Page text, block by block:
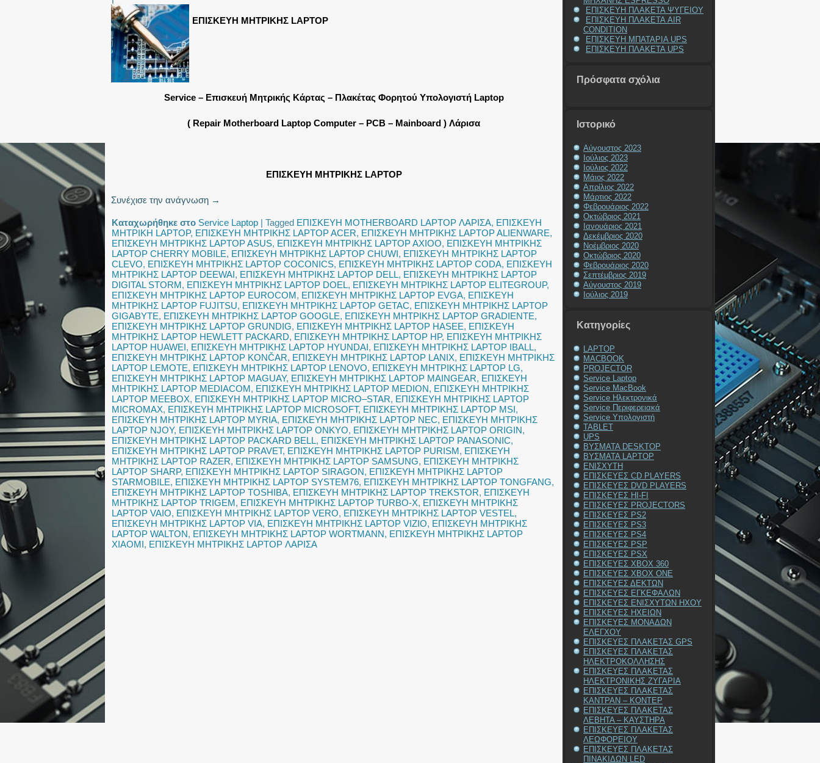
ΕΠΙΣΚΕΥΗ ΜΗΤΡΙΚΗΣ LAPTOP
Service – Επισκευή Μητρικής Κάρτας – Πλακέτας Φορητού Υπολογιστή Laptop
( Repair Motherboard Laptop Computer – PCB – Mainboard ) Λάρισα
ΕΠΙΣΚΕΥΗ ΜΗΤΡΙΚΗΣ LAPTOP
Συνέχισε την ανάγνωση →
Καταχωρήθηκε στο Service Laptop | Tagged ΕΠΙΣΚΕΥΗ MOTHERBOARD LAPTOP ΛΑΡΙΣΑ, ΕΠΙΣΚΕΥΗ
ΜΗΤΡΙΚΗ LAPTOP, ΕΠΙΣΚΕΥΗ ΜΗΤΡΙΚΗΣ LAPTOP ACER, ΕΠΙΣΚΕΥΗ ΜΗΤΡΙΚΗΣ LAPTOP ALIENWARE,
ΕΠΙΣΚΕΥΗ ΜΗΤΡΙΚΗΣ LAPTOP ASUS, ΕΠΙΣΚΕΥΗ ΜΗΤΡΙΚΗΣ LAPTOP AXIOO, ΕΠΙΣΚΕΥΗ ΜΗΤΡΙΚΗΣ
LAPTOP CHERRY MOBILE, ΕΠΙΣΚΕΥΗ ΜΗΤΡΙΚΗΣ LAPTOP CHUWI, ΕΠΙΣΚΕΥΗ ΜΗΤΡΙΚΗΣ LAPTOP
CLEVO, ΕΠΙΣΚΕΥΗ ΜΗΤΡΙΚΗΣ LAPTOP COCONICS, ΕΠΙΣΚΕΥΗ ΜΗΤΡΙΚΗΣ LAPTOP CODA, ΕΠΙΣΚΕΥΗ
ΜΗΤΡΙΚΗΣ LAPTOP DEEWAI, ΕΠΙΣΚΕΥΗ ΜΗΤΡΙΚΗΣ LAPTOP DELL, ΕΠΙΣΚΕΥΗ ΜΗΤΡΙΚΗΣ LAPTOP
DIGITAL STORM, ΕΠΙΣΚΕΥΗ ΜΗΤΡΙΚΗΣ LAPTOP DOEL, ΕΠΙΣΚΕΥΗ ΜΗΤΡΙΚΗΣ LAPTOP ELITEGROUP,
ΕΠΙΣΚΕΥΗ ΜΗΤΡΙΚΗΣ LAPTOP EUROCOM, ΕΠΙΣΚΕΥΗ ΜΗΤΡΙΚΗΣ LAPTOP EVGA, ΕΠΙΣΚΕΥΗ
ΜΗΤΡΙΚΗΣ LAPTOP FUJITSU, ΕΠΙΣΚΕΥΗ ΜΗΤΡΙΚΗΣ LAPTOP GETAC, ΕΠΙΣΚΕΥΗ ΜΗΤΡΙΚΗΣ LAPTOP
GIGABYTE, ΕΠΙΣΚΕΥΗ ΜΗΤΡΙΚΗΣ LAPTOP GOOGLE, ΕΠΙΣΚΕΥΗ ΜΗΤΡΙΚΗΣ LAPTOP GRADIENTE,
ΕΠΙΣΚΕΥΗ ΜΗΤΡΙΚΗΣ LAPTOP GRUNDIG, ΕΠΙΣΚΕΥΗ ΜΗΤΡΙΚΗΣ LAPTOP HASEE, ΕΠΙΣΚΕΥΗ
ΜΗΤΡΙΚΗΣ LAPTOP HEWLETT PACKARD, ΕΠΙΣΚΕΥΗ ΜΗΤΡΙΚΗΣ LAPTOP HP, ΕΠΙΣΚΕΥΗ ΜΗΤΡΙΚΗΣ
LAPTOP HUAWEI, ΕΠΙΣΚΕΥΗ ΜΗΤΡΙΚΗΣ LAPTOP HYUNDAI, ΕΠΙΣΚΕΥΗ ΜΗΤΡΙΚΗΣ LAPTOP IBALL,
ΕΠΙΣΚΕΥΗ ΜΗΤΡΙΚΗΣ LAPTOP KONČAR, ΕΠΙΣΚΕΥΗ ΜΗΤΡΙΚΗΣ LAPTOP LANIX, ΕΠΙΣΚΕΥΗ ΜΗΤΡΙΚΗΣ
LAPTOP LEMOTE, ΕΠΙΣΚΕΥΗ ΜΗΤΡΙΚΗΣ LAPTOP LENOVO, ΕΠΙΣΚΕΥΗ ΜΗΤΡΙΚΗΣ LAPTOP LG,
ΕΠΙΣΚΕΥΗ ΜΗΤΡΙΚΗΣ LAPTOP MAGUAY, ΕΠΙΣΚΕΥΗ ΜΗΤΡΙΚΗΣ LAPTOP MAINGEAR, ΕΠΙΣΚΕΥΗ
ΜΗΤΡΙΚΗΣ LAPTOP MEDIACOM, ΕΠΙΣΚΕΥΗ ΜΗΤΡΙΚΗΣ LAPTOP MEDION, ΕΠΙΣΚΕΥΗ ΜΗΤΡΙΚΗΣ
LAPTOP MEEBOX, ΕΠΙΣΚΕΥΗ ΜΗΤΡΙΚΗΣ LAPTOP MICRO–STAR, ΕΠΙΣΚΕΥΗ ΜΗΤΡΙΚΗΣ LAPTOP
MICROMAX, ΕΠΙΣΚΕΥΗ ΜΗΤΡΙΚΗΣ LAPTOP MICROSOFT, ΕΠΙΣΚΕΥΗ ΜΗΤΡΙΚΗΣ LAPTOP MSI,
ΕΠΙΣΚΕΥΗ ΜΗΤΡΙΚΗΣ LAPTOP MYRIA, ΕΠΙΣΚΕΥΗ ΜΗΤΡΙΚΗΣ LAPTOP NEC, ΕΠΙΣΚΕΥΗ ΜΗΤΡΙΚΗΣ
LAPTOP NJOY, ΕΠΙΣΚΕΥΗ ΜΗΤΡΙΚΗΣ LAPTOP ONKYO, ΕΠΙΣΚΕΥΗ ΜΗΤΡΙΚΗΣ LAPTOP ORIGIN,
ΕΠΙΣΚΕΥΗ ΜΗΤΡΙΚΗΣ LAPTOP PACKARD BELL, ΕΠΙΣΚΕΥΗ ΜΗΤΡΙΚΗΣ LAPTOP PANASONIC,
ΕΠΙΣΚΕΥΗ ΜΗΤΡΙΚΗΣ LAPTOP PRAVET, ΕΠΙΣΚΕΥΗ ΜΗΤΡΙΚΗΣ LAPTOP PURISM, ΕΠΙΣΚΕΥΗ
ΜΗΤΡΙΚΗΣ LAPTOP RAZER, ΕΠΙΣΚΕΥΗ ΜΗΤΡΙΚΗΣ LAPTOP SAMSUNG, ΕΠΙΣΚΕΥΗ ΜΗΤΡΙΚΗΣ
LAPTOP SHARP, ΕΠΙΣΚΕΥΗ ΜΗΤΡΙΚΗΣ LAPTOP SIRAGON, ΕΠΙΣΚΕΥΗ ΜΗΤΡΙΚΗΣ LAPTOP
STARMOBILE, ΕΠΙΣΚΕΥΗ ΜΗΤΡΙΚΗΣ LAPTOP SYSTEM76, ΕΠΙΣΚΕΥΗ ΜΗΤΡΙΚΗΣ LAPTOP TONGFANG,
ΕΠΙΣΚΕΥΗ ΜΗΤΡΙΚΗΣ LAPTOP TOSHIBA, ΕΠΙΣΚΕΥΗ ΜΗΤΡΙΚΗΣ LAPTOP TREKSTOR, ΕΠΙΣΚΕΥΗ
ΜΗΤΡΙΚΗΣ LAPTOP TRIGEM, ΕΠΙΣΚΕΥΗ ΜΗΤΡΙΚΗΣ LAPTOP TURBO-X, ΕΠΙΣΚΕΥΗ ΜΗΤΡΙΚΗΣ
LAPTOP VAIO, ΕΠΙΣΚΕΥΗ ΜΗΤΡΙΚΗΣ LAPTOP VERO, ΕΠΙΣΚΕΥΗ ΜΗΤΡΙΚΗΣ LAPTOP VESTEL,
ΕΠΙΣΚΕΥΗ ΜΗΤΡΙΚΗΣ LAPTOP VIA, ΕΠΙΣΚΕΥΗ ΜΗΤΡΙΚΗΣ LAPTOP VIZIO, ΕΠΙΣΚΕΥΗ ΜΗΤΡΙΚΗΣ
LAPTOP WALTON, ΕΠΙΣΚΕΥΗ ΜΗΤΡΙΚΗΣ LAPTOP WORTMANN, ΕΠΙΣΚΕΥΗ ΜΗΤΡΙΚΗΣ LAPTOP
XIAOMI, ΕΠΙΣΚΕΥΗ ΜΗΤΡΙΚΗΣ LAPTOP ΛΑΡΙΣΑ
ΕΠΙΣΚΕΥΗ ΠΛΑΚΕΤΑ ΨΥΓΕΙΟΥ
ΕΠΙΣΚΕΥΗ ΠΛΑΚΕΤΑ AIR
CONDITION
ΕΠΙΣΚΕΥΗ ΜΠΑΤΑΡΙΑ UPS
ΕΠΙΣΚΕΥΗ ΠΛΑΚΕΤΑ UPS
Πρόσφατα σχόλια
Ιστορικό
Αύγουστος 2023
Ιούλιος 2023
Ιούλιος 2022
Μάιος 2022
Απρίλιος 2022
Μάρτιος 2022
Φεβρουάριος 2022
Οκτώβριος 2021
Ιανουάριος 2021
Δεκέμβριος 2020
Νοέμβριος 2020
Οκτώβριος 2020
Φεβρουάριος 2020
Σεπτέμβριος 2019
Αύγουστος 2019
Ιούλιος 2019
Kατηγορίες
LAPTOP
MACBOOK
PROJECTOR
Service Laptop
Service MacBook
Service Ηλεκτρονικά
Service Περιφερειακά
Service Υπολογιστή
TABLET
UPS
ΒΥΣΜΑΤΑ DESKTOP
ΒΥΣΜΑΤΑ LAPTOP
ΕΝΙΣΧΥΤΗ
ΕΠΙΣΚΕΥΕΣ CD PLAYERS
ΕΠΙΣΚΕΥΕΣ DVD PLAYERS
ΕΠΙΣΚΕΥΕΣ HI-FI
ΕΠΙΣΚΕΥΕΣ PROJECTORS
ΕΠΙΣΚΕΥΕΣ PS2
ΕΠΙΣΚΕΥΕΣ PS3
ΕΠΙΣΚΕΥΕΣ PS4
ΕΠΙΣΚΕΥΕΣ PSP
ΕΠΙΣΚΕΥΕΣ PSX
ΕΠΙΣΚΕΥΕΣ XBOX 360
ΕΠΙΣΚΕΥΕΣ XBOX ONE
ΕΠΙΣΚΕΥΕΣ ΔΕΚΤΩΝ
ΕΠΙΣΚΕΥΕΣ ΕΓΚΕΦΑΛΩΝ
ΕΠΙΣΚΕΥΕΣ ΕΝΙΣΧΥΤΩΝ ΗΧΟΥ
ΕΠΙΣΚΕΥΕΣ ΗΧΕΙΩΝ
ΕΠΙΣΚΕΥΕΣ ΜΟΝΑΔΩΝ
ΕΛΕΓΧΟΥ
ΕΠΙΣΚΕΥΕΣ ΠΛΑΚΕΤΑΣ GPS
ΕΠΙΣΚΕΥΕΣ ΠΛΑΚΕΤΑΣ
ΗΛΕΚΤΡΟΚΟΛΛΗΣΗΣ
ΕΠΙΣΚΕΥΕΣ ΠΛΑΚΕΤΑΣ
ΗΛΕΚΤΡΟΝΙΚΗΣ ΖΥΓΑΡΙΑ
ΕΠΙΣΚΕΥΕΣ ΠΛΑΚΕΤΑΣ
ΚΑΝΤΡΑΝ – ΚΟΝΤΕΡ
ΕΠΙΣΚΕΥΕΣ ΠΛΑΚΕΤΑΣ
ΛΕΒΗΤΑ – ΚΑΥΣΤΗΡΑ
ΕΠΙΣΚΕΥΕΣ ΠΛΑΚΕΤΑΣ
ΛΕΩΦΟΡΕΙΟΥ
ΕΠΙΣΚΕΥΕΣ ΠΛΑΚΕΤΑΣ
ΠΙΝΑΚΙΔΩΝ LED